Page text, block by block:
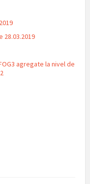
28.03.2019
agregate la nivel de